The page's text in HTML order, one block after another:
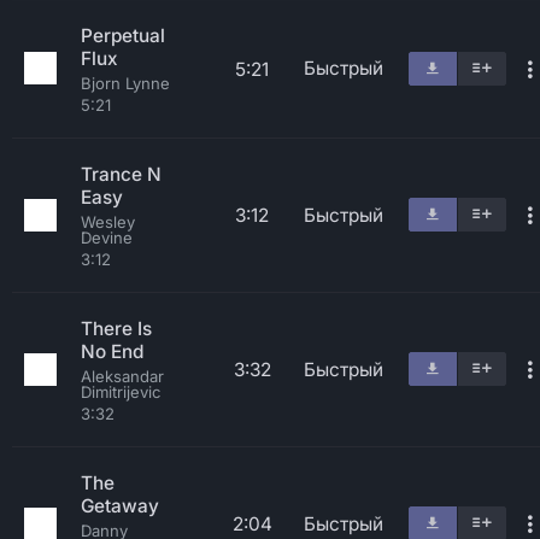
Perpetual
Flux
Bjorn Lynne
5:21
5:21 Быстрый
Trance N
Easy
Wesley
Devine
3:12
3:12 Быстрый
There Is
No End
Aleksandar
Dimitrijevic
3:32
3:32 Быстрый
The
Getaway
Danny
2:04 Быстрый